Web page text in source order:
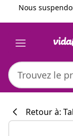
Précédent
Suivant
Nous
Retour à: